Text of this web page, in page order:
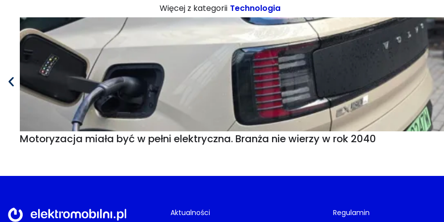
Więcej z kategorii Technologia
Motoryzacja miała być w pełni elektryczna. Branża nie wierzy w rok 2040
Aktualności
Regulamin